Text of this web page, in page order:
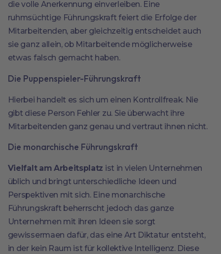
die volle Anerkennung einverleiben. Eine
ruhmsüchtige Führungskraft feiert die Erfolge der
Mitarbeitenden, aber gleichzeitig entscheidet auch
sie ganz allein, ob Mitarbeitende möglicherweise
etwas falsch gemacht haben.
Die Puppenspieler-Führungskraft
Hierbei handelt es sich um einen Kontrollfreak. Nie
gibt diese Person Fehler zu. Sie überwacht ihre
Mitarbeitenden ganz genau und vertraut ihnen nicht.
Die monarchische Führungskraft
Vielfalt am Arbeitsplatz ist in vielen Unternehmen
üblich und bringt unterschiedliche Ideen und
Perspektiven mit sich. Eine monarchische
Führungskraft beherrscht jedoch das ganze
Unternehmen mit ihren Ideen sie sorgt
gewissermaen dafür, das eine Art Diktatur entsteht,
in der kein Raum ist für kollektive Intelligenz. Diese